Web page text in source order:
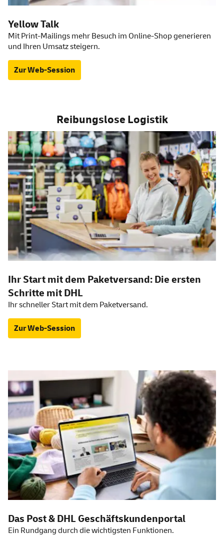
YellowTalk
Mit Print-Mailings mehr Besuch im Online-Shop generieren
und Ihren Umsatz steigern.
Zur Web-Session
Reibungslose Logistik
Ihr Start mit dem Paketversand: Die ersten
Schritte mit DHL
Ihr schneller Start mit dem Paketversand.
Zur Web-Session
Das Post & DHL Geschäftskundenportal
Ein Rundgang durch die wichtigsten Funktionen.